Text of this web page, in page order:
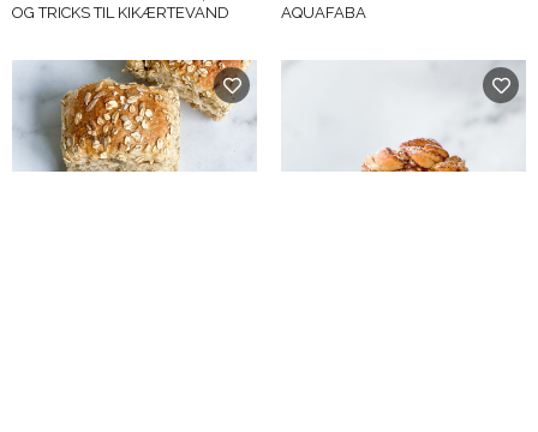
OG TRICKS TIL KIKÆRTEVAND
AQUAFABA